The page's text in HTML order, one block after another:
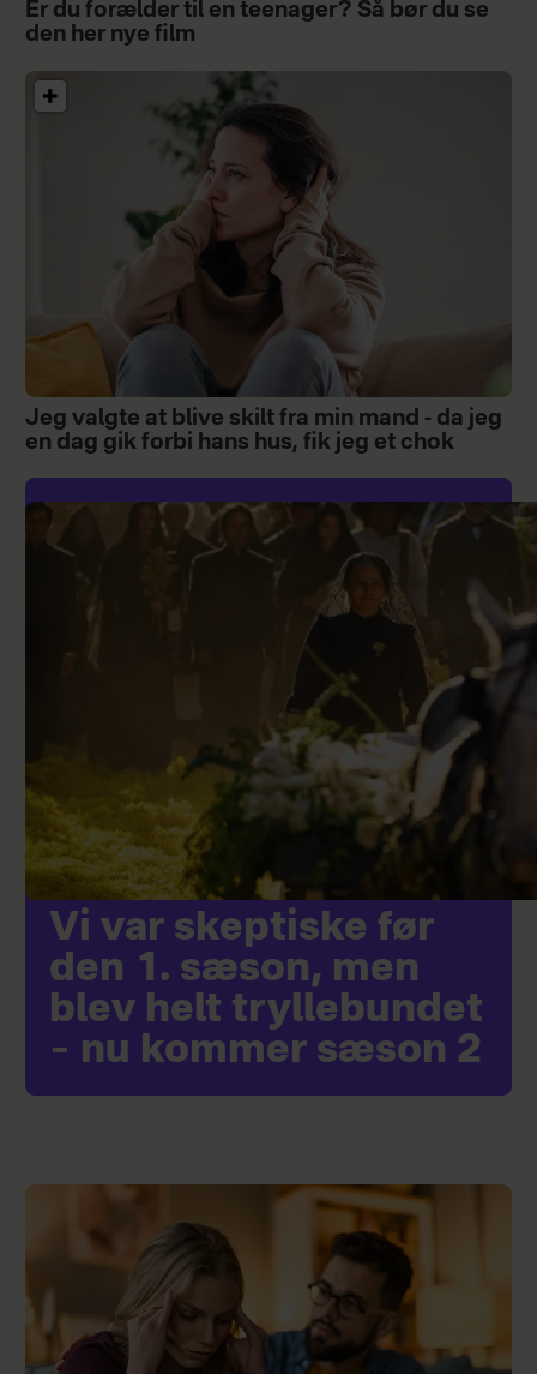
Er du forælder til en teenager? Så bør du se
den her nye film
Jeg valgte at blive skilt fra min mand - da jeg
en dag gik forbi hans hus, fik jeg et chok
Vi var skeptiske før
den 1. sæson, men
blev helt tryllebundet
– nu kommer sæson 2